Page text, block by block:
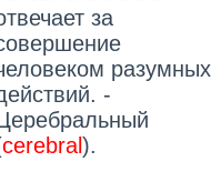
за
разумных
-
cerebral).